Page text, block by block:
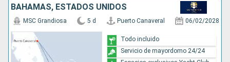
BAHAMAS, ESTADOS UNIDOS
MSC Grandiosa 5 d Puerto Canaveral 06/02/2028
Todo incluido
Servicio de mayordomo 24/24